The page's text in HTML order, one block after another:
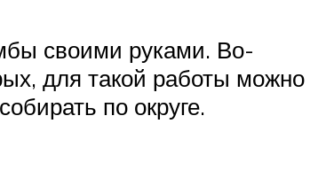
своими руками. Во-
для такой работы можно
по округе.